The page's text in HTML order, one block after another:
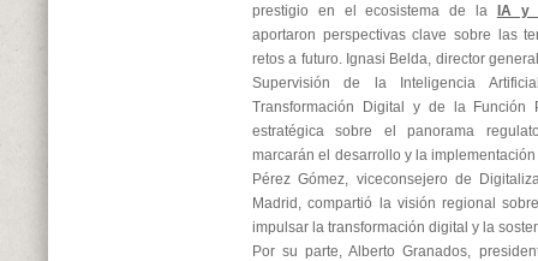
prestigio en el ecosistema de la
IA y
aportaron perspectivas clave sobre las
retos a futuro. Ignasi Belda, director
Supervisión de la Inteligencia
Transformación Digital y de la Función
estratégica sobre el panorama
marcarán el desarrollo y la
Pérez Gómez, viceconsejero de
Madrid, compartió la visión regional
impulsar la transformación digital y la
Por su parte, Alberto Granados,